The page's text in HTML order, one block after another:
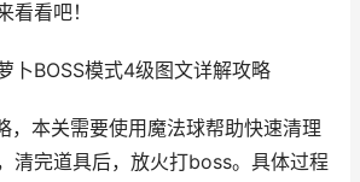
看看吧！
卜BOSS模式4级图文详解攻略
，本关需要使用魔法球帮助快速清理
清完道具后，放火打boss。具体过程